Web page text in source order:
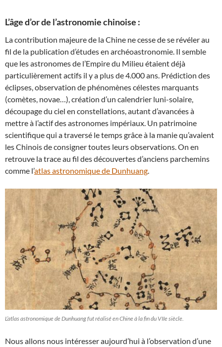
L’âge d’or de l’astronomie chinoise :
La contribution majeure de la Chine ne cesse de se révéler au
fil de la publication d’études en archéoastronomie. Il semble
que les astronomes de l’Empire du Milieu étaient déjà
particulièrement actifs il y a plus de 4.000 ans. Prédiction des
éclipses, observation de phénomènes célestes marquants
(comètes, novae…), création d’un calendrier luni-solaire,
découpage du ciel en constellations, autant d’avancées à
mettre à l’actif des astronomes impériaux. Un patrimoine
scientifique qui a traversé le temps grâce à la manie qu’avaient
les Chinois de consigner toutes leurs observations. On en
retrouve la trace au fil des découvertes d’anciens parchemins
comme l’atlas astronomique de Dunhuang.
L’atlas astronomique de Dunhuang fut réalisé en Chine à la fin du VIIe siècle.
Nous allons nous intéresser aujourd’hui à l’observation d’une